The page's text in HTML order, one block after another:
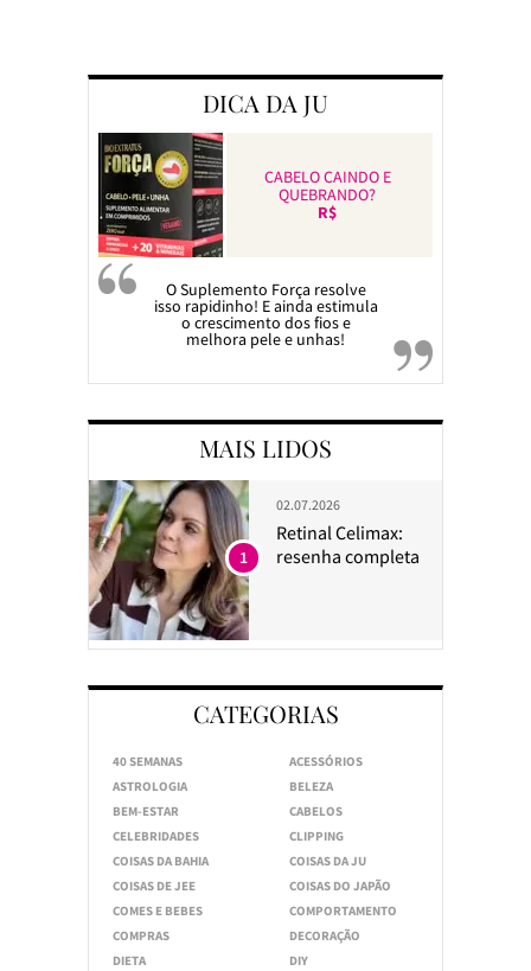
DICA DA JU
CABELO CAINDO E
QUEBRANDO?
R$
O Suplemento Força resolve
isso rapidinho! E ainda estimula
o crescimento dos fios e
melhora pele e unhas!
MAIS LIDOS
02.07.2026
Retinal Celimax:
resenha completa
1
CATEGORIAS
40 SEMANAS
ACESSÓRIOS
ASTROLOGIA
BELEZA
BEM-ESTAR
CABELOS
CELEBRIDADES
CLIPPING
COISAS DA BAHIA
COISAS DA JU
COISAS DE JEE
COISAS DO JAPÃO
COMES E BEBES
COMPORTAMENTO
COMPRAS
DECORAÇÃO
DIETA
DIY